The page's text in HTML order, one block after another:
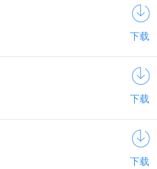
下载
下载
下载